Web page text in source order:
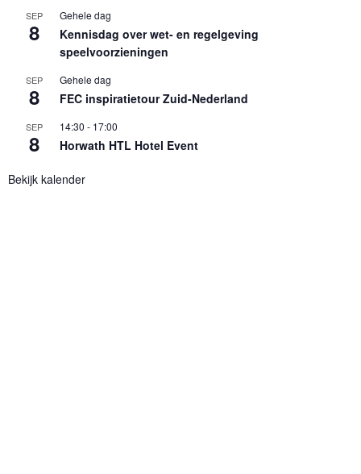
SEP
8
Gehele dag
Kennisdag over wet- en regelgeving
speelvoorzieningen
SEP
8
Gehele dag
FEC inspiratietour Zuid-Nederland
SEP
8
14:30 - 17:00
Horwath HTL Hotel Event
Bekijk kalender